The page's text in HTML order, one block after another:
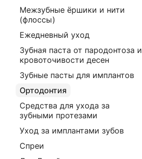
Межзубные ёршики и нити
(флоссы)
Ежедневный уход
Зубная паста от пародонтоза и
кровоточивости десен
Зубные пасты для имплантов
Ортодонтия
Средства для ухода за
зубными протезами
Уход за имплантами зубов
Спреи